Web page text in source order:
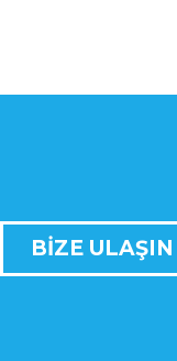
BIZE ULAŞIN